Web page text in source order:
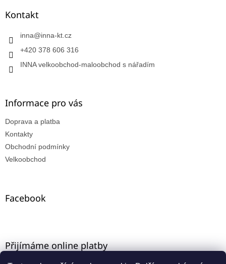
Kontakt
inna@inna-kt.cz
+420 378 606 316
INNA velkoobchod-maloobchod s nářadím
Informace pro vás
Doprava a platba
Kontakty
Obchodní podmínky
Velkoobchod
Facebook
Přijímáme online platby